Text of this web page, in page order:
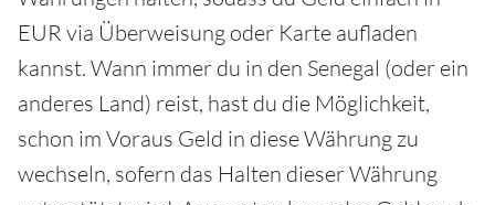
EUR via Überweisung oder Karte aufladen
kannst. Wann immer du in den Senegal (oder ein
anderes Land) reist, hast du die Möglichkeit,
schon im Voraus Geld in diese Währung zu
wechseln, sofern das Halten dieser Währung